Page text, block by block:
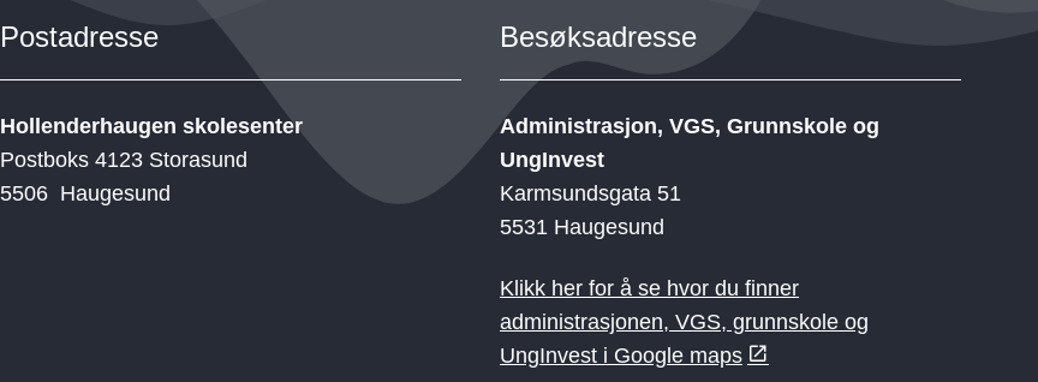
Postadresse
Hollenderhaugen skolesenter
Postboks 4123 Storasund
5506 Haugesund
Besøksadresse
Administrasjon, VGS, Grunnskole og
UngInvest
Karmsundsgata 51
5531 Haugesund
Klikk her for å se hvor du finner
administrasjonen, VGS, grunnskole og
UngInvest i Google maps